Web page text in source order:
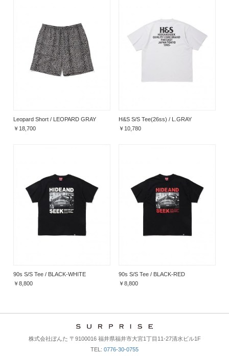
Leopard Short / LEOPARD GRAY
￥18,700
H&S S/S Tee(26ss) / L.GRAY
￥10,780
90s S/S Tee / BLACK-WHITE
￥8,800
90s S/S Tee / BLACK-RED
￥8,800
株式会社ぼんた 〒9100016 福井県福井市大宮1丁目11-27清水ビル1F
TEL: 0776-30-0755